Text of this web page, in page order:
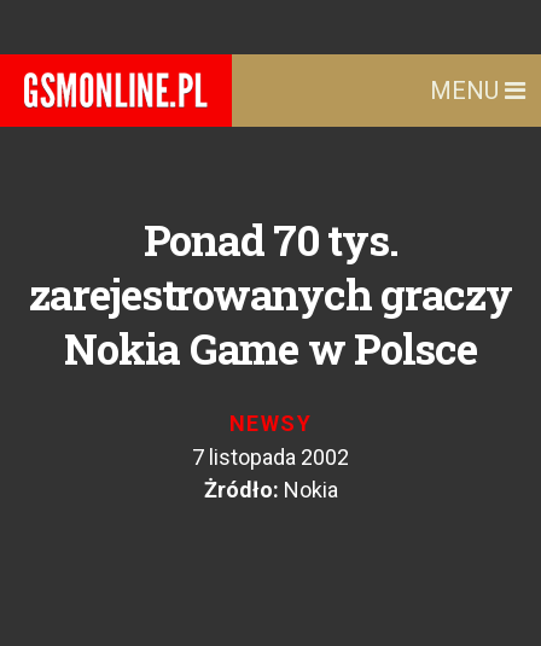
MENU
Ponad 70 tys.
zarejestrowanych graczy
Nokia Game w Polsce
NEWSY
7 listopada 2002
Żródło: Nokia